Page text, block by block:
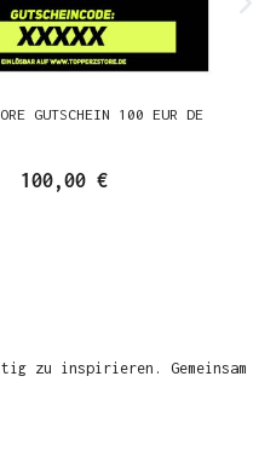
GUTSCHEIN 100 EUR DE
100,00 €
zu inspirieren. Gemeinsam